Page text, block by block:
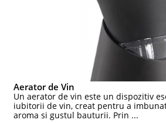
Aerator de Vin
Un aerator de vin este un dispozitiv
iubitorii de vin, creat pentru a
aroma si gustul bauturii. Prin ...